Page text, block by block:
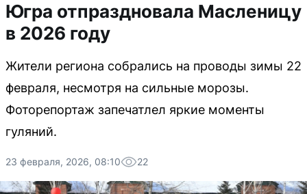
Югра отпраздновала Масленицу
в 2026 году
Жители региона собрались на проводы зимы 22
февраля, несмотря на сильные морозы.
Фоторепортаж запечатлел яркие моменты
гуляний.
23 февраля, 2026, 08:10 22